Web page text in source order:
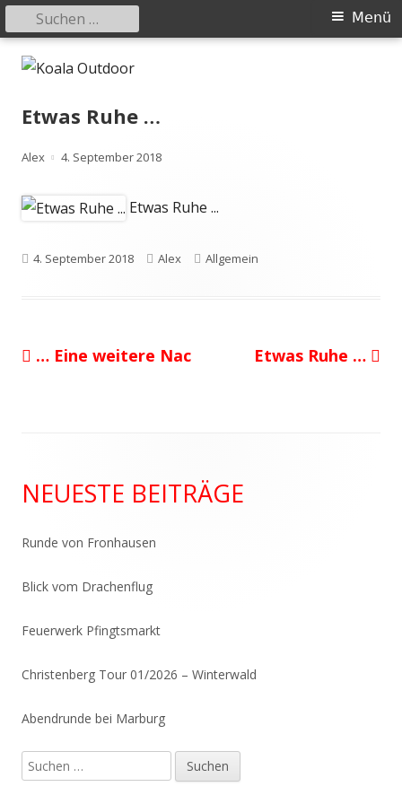
SpringeKoala Outdoor
Hier ist eine Übersicht meiner Wander- und Trekkingtouren
Primäres
Menü
Menü
Suchen
nach:
Etwas Ruhe …
Autor
Alex
Veröffentlicht
4. September 2018
Etwas Ruhe ...
Veröffentlicht
4. September 2018 Autor
Alex Kategorien
Allgemein
Beitragsnavigation
Vorheriger
… Eine weitere Nac
Nächster
Etwas Ruhe …
Seitenleiste
NEUESTE BEITRÄGE
Runde von Fronhausen
Blick vom Drachenflug
Feuerwerk Pfingtsmarkt
Christenberg Tour 01/2026 – Winterwald
Abendrunde bei Marburg
Suchen
nach: